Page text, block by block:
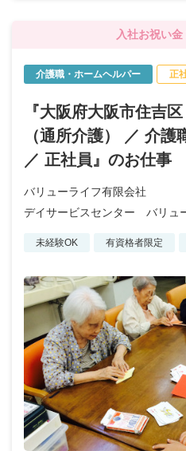
入社お祝い
介護職・ホームヘルパー 正
『大阪府大阪市住吉
（通所介護） ／ 介
／ 正社員』のお仕事
バリューライフ有限会社
デイサービスセンター バリュ
未経験OK 有資格者限定